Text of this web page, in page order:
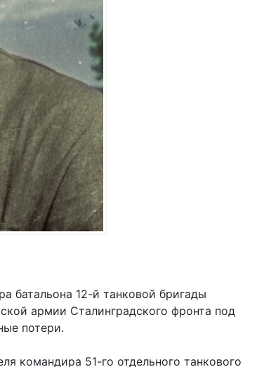
батальона 12-й танковой бригады
армии Сталинградского фронта под
потери.
командира 51-го отдельного танкового